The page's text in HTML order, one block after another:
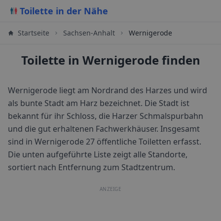
Toilette in der Nähe
Startseite Sachsen-Anhalt Wernigerode
Toilette in Wernigerode finden
Wernigerode liegt am Nordrand des Harzes und wird
als bunte Stadt am Harz bezeichnet. Die Stadt ist
bekannt für ihr Schloss, die Harzer Schmalspurbahn
und die gut erhaltenen Fachwerkhäuser. Insgesamt
sind in Wernigerode 27 öffentliche Toiletten erfasst.
Die unten aufgeführte Liste zeigt alle Standorte,
sortiert nach Entfernung zum Stadtzentrum.
ANZEIGE